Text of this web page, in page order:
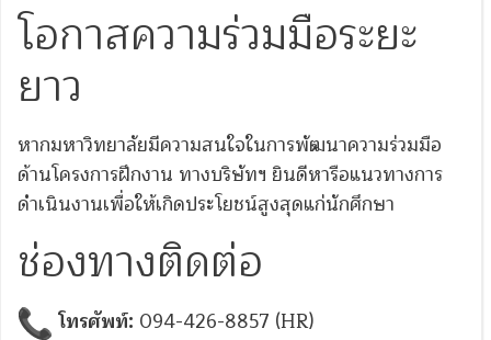
โอกาสความร่วมมือระยะ
ยาว
หากมหาวิทยาลัยมีความสนใจในการพัฒนาความร่วมมือ
ด้านโครงการฝึกงาน ทางบริษัทฯ ยินดีหารือแนวทางการ
ดำเนินงานเพื่อให้เกิดประโยชน์สูงสุดแก่นักศึกษา
ช่องทางติดต่อ
โทรศัพท์: 094-426-8857 (HR)